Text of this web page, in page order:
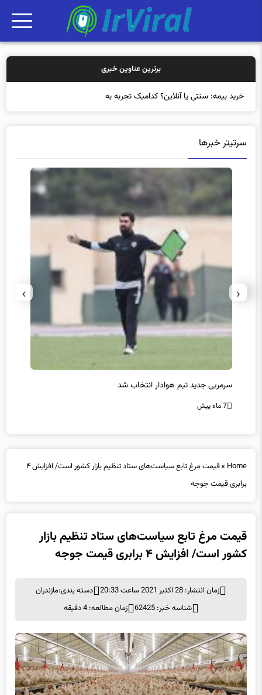
برترین عناوین خبری
خرید بیمه: سنتی یا آنلاین؟ کدامیک تجربه بهتری برای مش
سرتیتر خبرها
سرمربی جدید تیم هوادار انتخاب شد
7 ماه پیش
‹
›
Home
»
قیمت مرغ تابع سیاست‌های ستاد تنظیم بازار کشور است/ افزایش ۴
برابری قیمت جوجه
قیمت مرغ تابع سیاست‌های ستاد تنظیم بازار
کشور است/ افزایش ۴ برابری قیمت جوجه
زمان انتشار: 28 اکتبر 2021 ساعت 20:33 دسته بندی:مازندران
شناسه خبر: 62425
زمان مطالعه: 4 دقیقه